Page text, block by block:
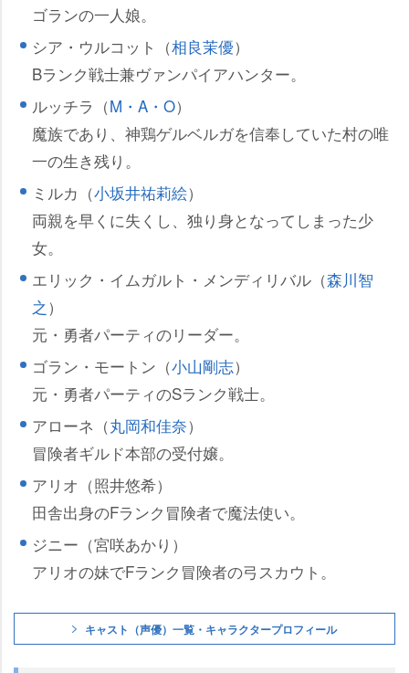
ゴランの一人娘。
シア・ウルコット（相良茉優）
Bランク戦士兼ヴァンパイアハンター。
ルッチラ（M・A・O）
魔族であり、神鶏ゲルベルガを信奉していた村の唯
一の生き残り。
ミルカ（小坂井祐莉絵）
両親を早くに失くし、独り身となってしまった少
女。
エリック・イムガルト・メンディリバル（森川智
之）
元・勇者パーティのリーダー。
ゴラン・モートン（小山剛志）
元・勇者パーティのSランク戦士。
アローネ（丸岡和佳奈）
冒険者ギルド本部の受付嬢。
アリオ（照井悠希）
田舎出身のFランク冒険者で魔法使い。
ジニー（宮咲あかり）
アリオの妹でFランク冒険者の弓スカウト。
キャスト（声優）一覧・キャラクタープロフィール